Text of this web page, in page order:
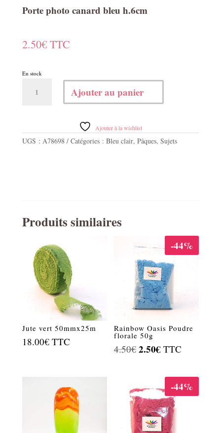
Porte photo canard bleu h.6cm
2.50€ TTC
En stock
bleu
h.6cm
Ajouter au panier
Ajouter à la wishlist
UGS : A78698 Catégories : Bleu clair, Pâques, Sujets
Produits similaires
Jute vert 50mmx25m
18.00€ TTC
-44%
Rainbow Oasis Poudre
florale 50g
4.50€ Le
était :
4.50€.
2.50€ Le
actuel
est :
2.50€.
TTC
-44%